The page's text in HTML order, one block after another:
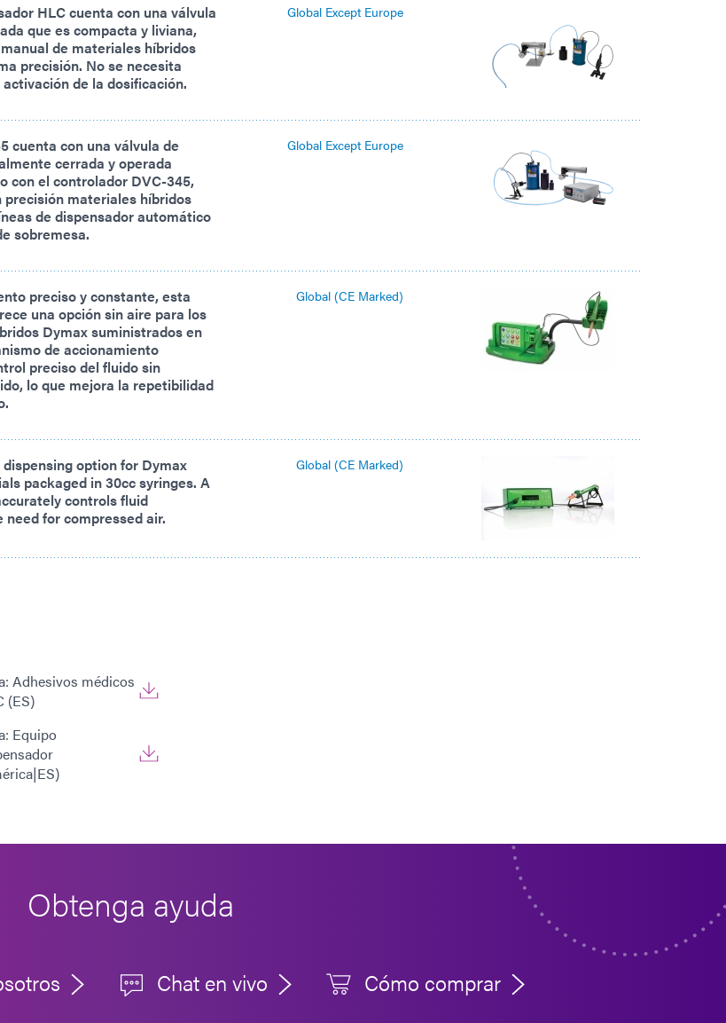
HLC cuenta con una válvula
que es compacta y liviana,
de materiales híbridos
precisión. No se necesita
de la dosificación.
Global Except Europe
cuenta con una válvula de
cerrada y operada
con el controlador DVC-345,
materiales híbridos
de dispensador automático
sobremesa.
Global Except Europe
preciso y constante, esta
una opción sin aire para los
Dymax suministrados en
de accionamiento
preciso del fluido sin
lo que mejora la repetibilidad
Global (CE Marked)
option for Dymax
packaged in 30cc syringes. A
controls fluid
for compressed air.
Global (CE Marked)
Adhesivos médicos
(ES)
Equipo
Obtenga ayuda
Chat en vivo Cómo comprar